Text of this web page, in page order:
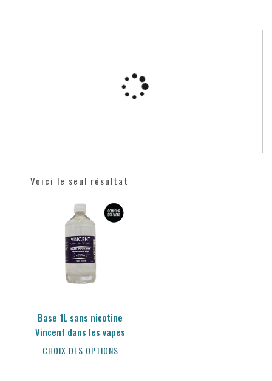
Voici le seul résultat
Base 1L sans nicotine
Vincent dans les vapes
CHOIX DES OPTIONS